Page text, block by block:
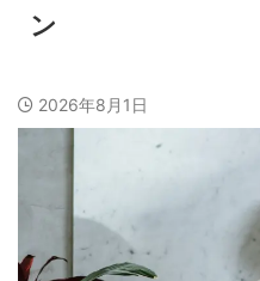
ン
2026年8月1日